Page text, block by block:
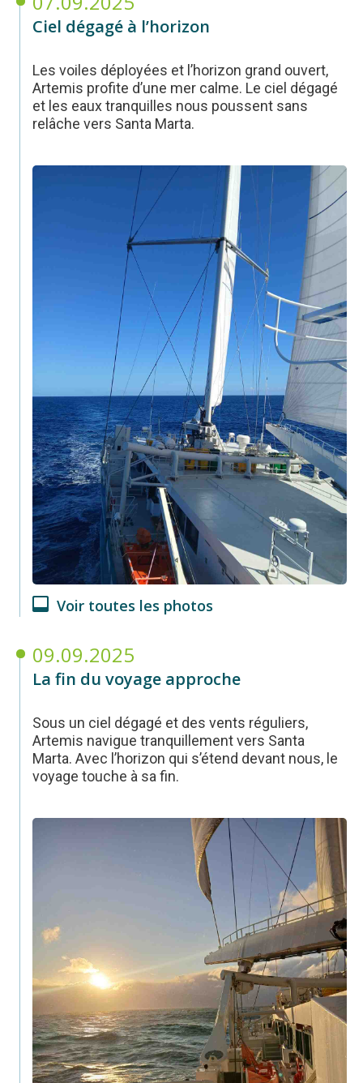
Ciel dégagé à l’horizon
Les voiles déployées et l’horizon grand ouvert,
Artemis profite d’une mer calme. Le ciel dégagé
et les eaux tranquilles nous poussent sans
relâche vers Santa Marta.
Voir toutes les photos
09.09.2025
La fin du voyage approche
Sous un ciel dégagé et des vents réguliers,
Artemis navigue tranquillement vers Santa
Marta. Avec l’horizon qui s’étend devant nous, le
voyage touche à sa fin.